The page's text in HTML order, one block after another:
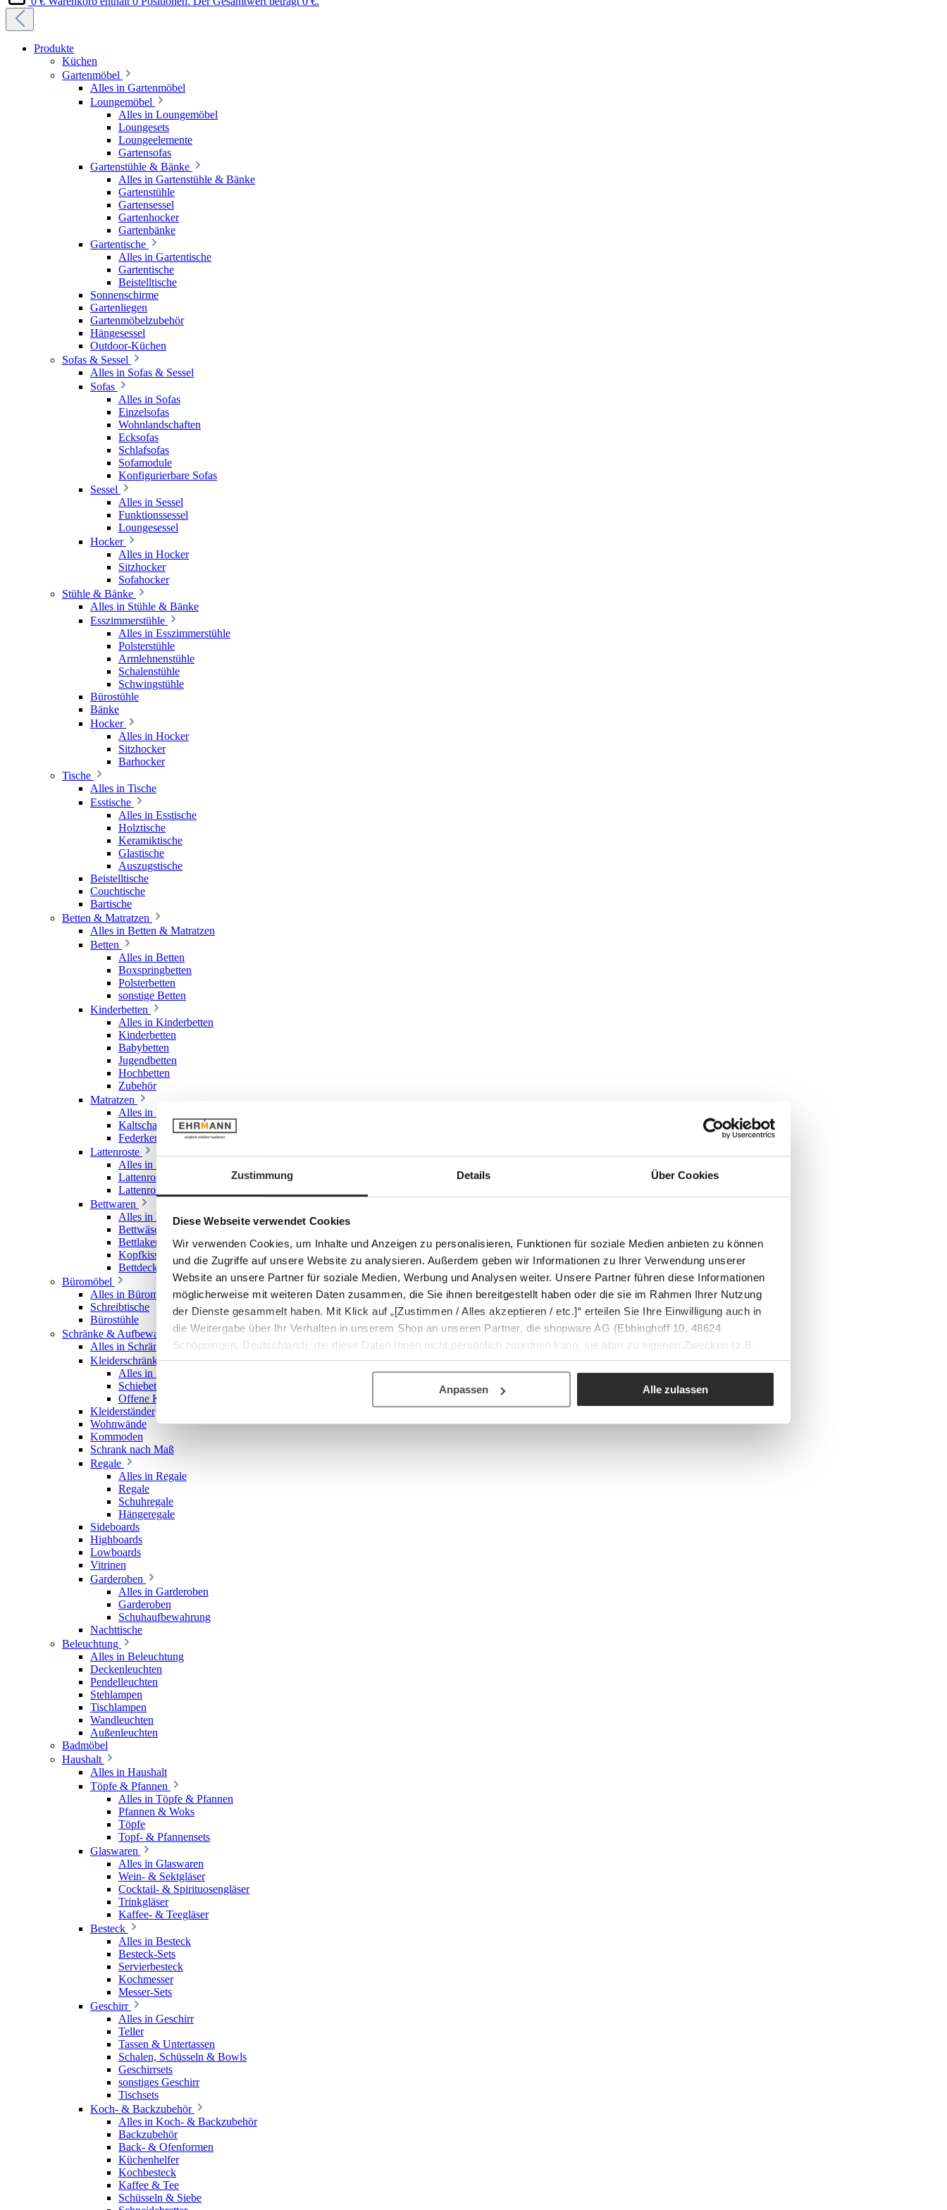
Zustimmung Details Über Cookies
Diese Webseite verwendet Cookies
Wir verwenden Cookies, um Inhalte und Anzeigen zu personalisieren, Funktionen für soziale Medien anbieten zu können
und die Zugriffe auf unsere Website zu analysieren. Außerdem geben wir Informationen zu Ihrer Verwendung unserer
Website an unsere Partner für soziale Medien, Werbung und Analysen weiter. Unsere Partner führen diese Informationen
möglicherweise mit weiteren Daten zusammen, die Sie ihnen bereitgestellt haben oder die sie im Rahmen Ihrer Nutzung
der Dienste gesammelt haben. Mit Klick auf „[Zustimmen / Alles akzeptieren / etc.]“ erteilen Sie Ihre Einwilligung auch in
die Weitergabe über Ihr Verhalten in unserem Shop an unseren Partner, die shopware AG (Ebbinghoff 10, 48624
Schöppingen, Deutschland), die diese Daten Ihnen nicht persönlich zuordnen kann, sie aber zu eigenen Zwecken (z.B.
Produktverbesserungen, Marktverhaltensanalysen) verarbeiten darf.
Anpassen Alle zulassen
Produkte
Küchen
Gartenmöbel
Alles in Gartenmöbel
Loungemöbel
Alles in Loungemöbel
Loungesets
Loungeelemente
Gartensofas
Gartenstühle & Bänke
Alles in Gartenstühle & Bänke
Gartenstühle
Gartensessel
Gartenhocker
Gartenbänke
Gartentische
Alles in Gartentische
Gartentische
Beistelltische
Sonnenschirme
Gartenliegen
Gartenmöbelzubehör
Hängesessel
Outdoor-Küchen
Sofas & Sessel
Alles in Sofas & Sessel
Sofas
Alles in Sofas
Einzelsofas
Wohnlandschaften
Ecksofas
Schlafsofas
Sofamodule
Konfigurierbare Sofas
Sessel
Alles in Sessel
Funktionssessel
Loungesessel
Hocker
Alles in Hocker
Sitzhocker
Sofahocker
Stühle & Bänke
Alles in Stühle & Bänke
Esszimmerstühle
Alles in Esszimmerstühle
Polsterstühle
Armlehnenstühle
Schalenstühle
Schwingstühle
Bürostühle
Bänke
Hocker
Alles in Hocker
Sitzhocker
Barhocker
Tische
Alles in Tische
Esstische
Alles in Esstische
Holztische
Keramiktische
Glastische
Auszugstische
Beistelltische
Couchtische
Bartische
Betten & Matratzen
Alles in Betten & Matratzen
Betten
Alles in Betten
Boxspringbetten
Polsterbetten
sonstige Betten
Kinderbetten
Alles in Kinderbetten
Kinderbetten
Babybetten
Jugendbetten
Hochbetten
Zubehör
Matratzen
Alles in Matratzen
Kaltschaummatratzen
Federkernmatratzen
Lattenroste
Alles in Lattenroste
Lattenroste starr
Lattenroste verstellbar
Bettwaren
Alles in Bettwaren
Bettwäsche
Bettlaken & Spannlaken
Kopfkissen
Bettdecken
Büromöbel
Alles in Büromöbel
Schreibtische
Bürostühle
Schränke & Aufbewahrung
Alles in Schränke & Aufbewahrung
Kleiderschränke
Alles in Kleiderschränke
Schiebetürenschränke
Offene Kleiderschränke
Kleiderständer
Wohnwände
Kommoden
Schrank nach Maß
Regale
Alles in Regale
Regale
Schuhregale
Hängeregale
Sideboards
Highboards
Lowboards
Vitrinen
Garderoben
Alles in Garderoben
Garderoben
Schuhaufbewahrung
Nachttische
Beleuchtung
Alles in Beleuchtung
Deckenleuchten
Pendelleuchten
Stehlampen
Tischlampen
Wandleuchten
Außenleuchten
Badmöbel
Haushalt
Alles in Haushalt
Töpfe & Pfannen
Alles in Töpfe & Pfannen
Pfannen & Woks
Töpfe
Topf- & Pfannensets
Glaswaren
Alles in Glaswaren
Wein- & Sektgläser
Cocktail- & Spirituosengläser
Trinkgläser
Kaffee- & Teegläser
Besteck
Alles in Besteck
Besteck-Sets
Servierbesteck
Kochmesser
Messer-Sets
Geschirr
Alles in Geschirr
Teller
Tassen & Untertassen
Schalen, Schüsseln & Bowls
Geschirrsets
sonstiges Geschirr
Tischsets
Koch- & Backzubehör
Alles in Koch- & Backzubehör
Backzubehör
Back- & Ofenformen
Küchenhelfer
Kochbesteck
Kaffee & Tee
Schüsseln & Siebe